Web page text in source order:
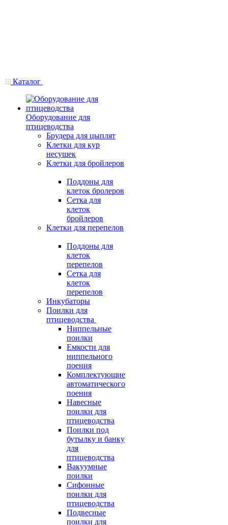
Каталог
Оборудование для
птицеводства
Брудера для цыплят
Клетки для кур
несушек
Клетки для бройлеров
Поддоны для
клеток бролеров
Сетка для
клеток
бройлеров
Клетки для перепелов
Поддоны для
клеток
перепелов
Сетка для
клеток
перепелов
Инкубаторы
Поилки для
птицеводства
Ниппельные
поилки
Емкости для
ниппельного
поения
Комплектующие
автоматического
поения
Навесные
поилки для
птицеводства
Поилки под
бутылку и банку
для
птицеводства
Вакуумные
поилки
Сифонные
поилки для
птицеводства
Подвесные
поилки для